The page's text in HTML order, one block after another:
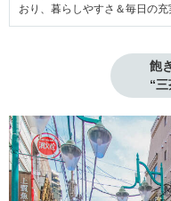
おり、暮らしやすさ＆毎日の充
飽
“